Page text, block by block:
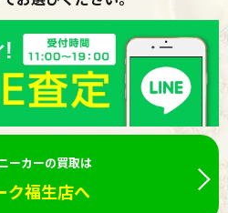
ーカーの買取は
ク福生店へ